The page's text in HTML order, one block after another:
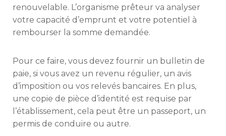
renouvelable. L’organisme prêteur va analyser
votre capacité d’emprunt et votre potentiel à
rembourser la somme demandée.
Pour ce faire, vous devez fournir un bulletin de
paie, si vous avez un revenu régulier, un avis
d’imposition ou vos relevés bancaires. En plus,
une copie de pièce d’identité est requise par
l’établissement, cela peut être un passeport, un
permis de conduire ou autre.